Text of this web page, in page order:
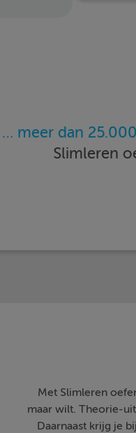
… meer dan
Slimleren
Met Slimleren
maar wilt. Theorie-
Daarnaast krijg je